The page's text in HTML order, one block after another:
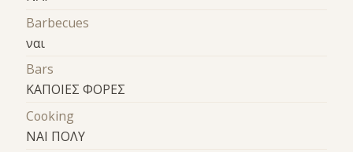
Barbecues
ναι
Bars
ΚΑΠΟΙΕΣ ΦΟΡΕΣ
Cooking
ΝΑΙ ΠΟΛΥ